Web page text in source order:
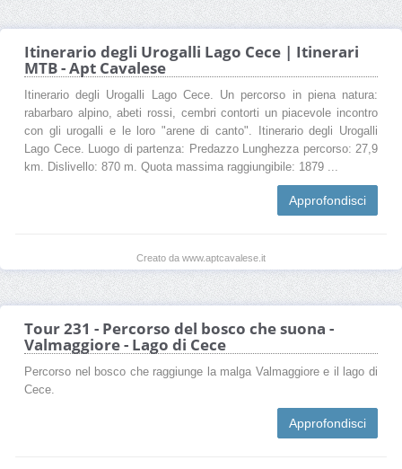
Itinerario degli Urogalli Lago Cece | Itinerari
MTB - Apt Cavalese
Itinerario degli Urogalli Lago Cece. Un percorso in piena natura:
rabarbaro alpino, abeti rossi, cembri contorti un piacevole incontro
con gli urogalli e le loro "arene di canto". Itinerario degli Urogalli
Lago Cece. Luogo di partenza: Predazzo Lunghezza percorso: 27,9
km. Dislivello: 870 m. Quota massima raggiungibile: 1879 ...
Approfondisci
Creato da www.aptcavalese.it
Tour 231 - Percorso del bosco che suona -
Valmaggiore - Lago di Cece
Percorso nel bosco che raggiunge la malga Valmaggiore e il lago di
Cece.
Approfondisci